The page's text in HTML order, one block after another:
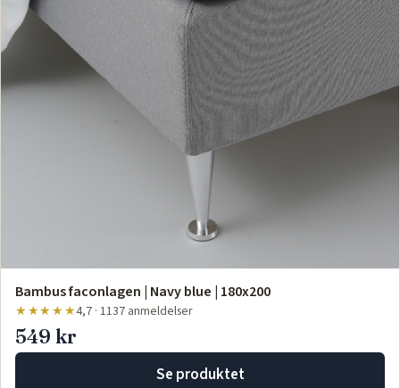
Bambus faconlagen | Navy blue | 180x200
★★★★★4,7 · 1137 anmeldelser
549 kr
Se produktet